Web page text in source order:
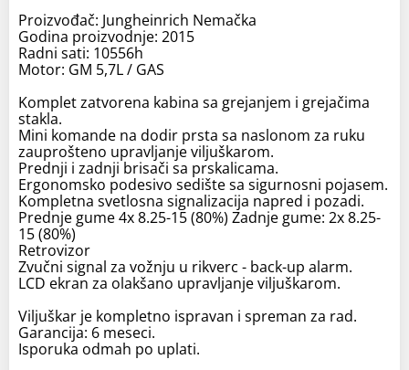
Proizvođač: Jungheinrich Nemačka
Godina proizvodnje: 2015
Radni sati: 10556h
Motor: GM 5,7L / GAS
Komplet zatvorena kabina sa grejanjem i grejačima
stakla.
Mini komande na dodir prsta sa naslonom za ruku
zauprošteno upravljanje viljuškarom.
Prednji i zadnji brisači sa prskalicama.
Ergonomsko podesivo sedište sa sigurnosni pojasem.
Kompletna svetlosna signalizacija napred i pozadi.
Prednje gume 4x 8.25-15 (80%) Zadnje gume: 2x 8.25-
15 (80%)
Retrovizor
Zvučni signal za vožnju u rikverc - back-up alarm.
LCD ekran za olakšano upravljanje viljuškarom.
Viljuškar je kompletno ispravan i spreman za rad.
Garancija: 6 meseci.
Isporuka odmah po uplati.